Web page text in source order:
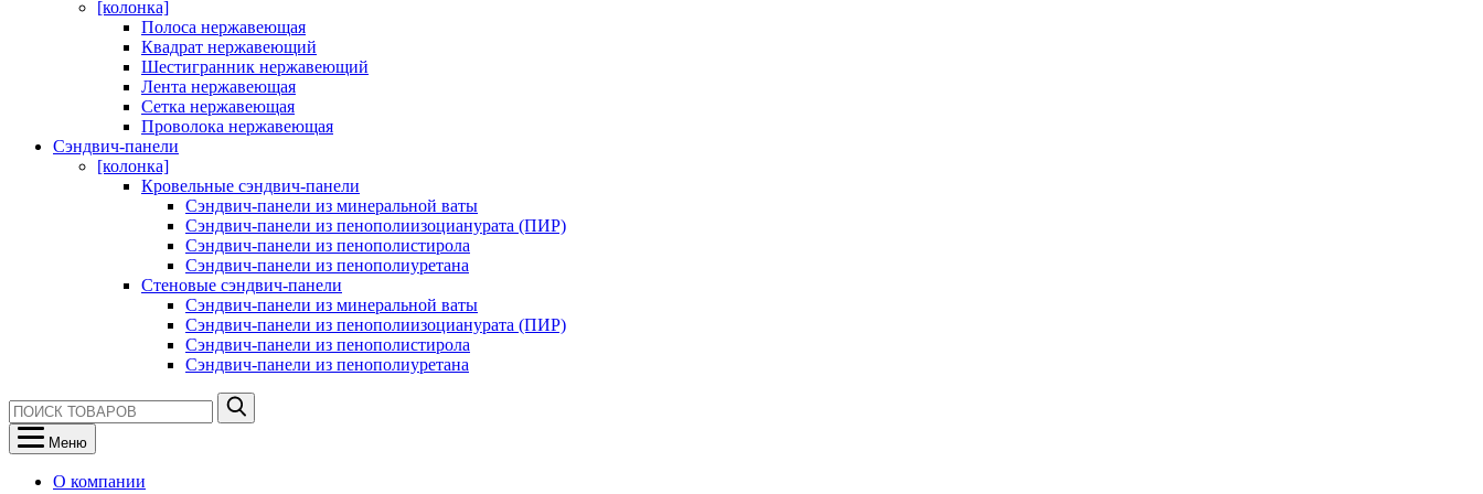
[колонка]
Полоса нержавеющая
Квадрат нержавеющий
Шестигранник нержавеющий
Лента нержавеющая
Сетка нержавеющая
Проволока нержавеющая
Сэндвич-панели
[колонка]
Кровельные сэндвич-панели
Сэндвич-панели из минеральной ваты
Сэндвич-панели из пенополиизоцианурата (ПИР)
Сэндвич-панели из пенополистирола
Сэндвич-панели из пенополиуретана
Стеновые сэндвич-панели
Сэндвич-панели из минеральной ваты
Сэндвич-панели из пенополиизоцианурата (ПИР)
Сэндвич-панели из пенополистирола
Сэндвич-панели из пенополиуретана
Меню
О компании